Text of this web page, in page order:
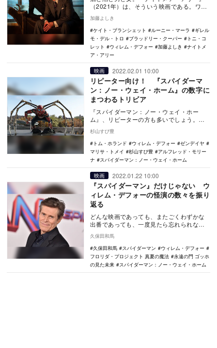
（2021年）は、そういう映画である。ワケ
あり男スタン（ブラッドリー・クーパー）
は、たまた…
加藤よしき
ケイト・ブランシェット
ルーニー・マーラ
ギレル
モ・デル・トロ
ブラッドリー・クーパー
トニ・コ
レット
ウィレム・デフォー 加藤よしき
ナイトメ
ア・アリー
映画 2022.02.01 10:00
リピーター向け！ 『スパイダーマ
ン：ノー・ウェイ・ホーム』の数字に
まつわるトリビア
『スパイダーマン：ノー・ウェイ・ホー
ム』、リピーターの方も多いでしょう。今
トリビアをご紹介…
杉山すぴ豊
トム・ホランド
ウィレム・デフォー
ゼンデイヤ
マリサ・トメイ
杉山すぴ豊
アルフレッド・モリー
ナ
スパイダーマン：ノー・ウェイ・ホーム
映画 2022.01.22 10:00
『スパイダーマン』だけじゃない ウ
ィレム・デフォーの怪演の数々を振り
返る
どんな映画であっても、またごくわずかな
出番であっても、一度見たら忘れられない
ム・デフォー。…
久保田和馬
久保田和馬
スパイダーマン
ウィレム・デフォー
フロリダ・プロジェクト 真夏の魔法
永遠の門 ゴッホ
の見た未来
スパイダーマン：ノー・ウェイ・ホーム